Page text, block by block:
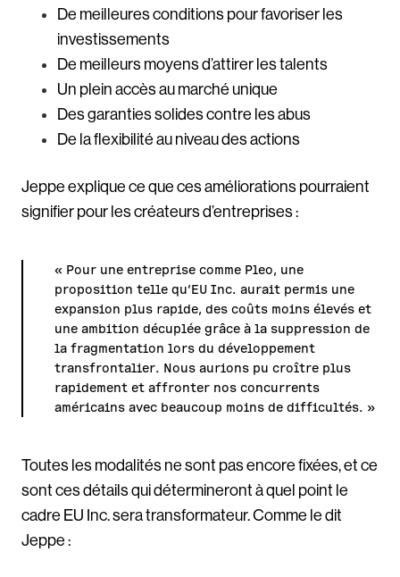
De meilleures conditions pour favoriser les
investissements
De meilleurs moyens d’attirer les talents
Un plein accès au marché unique
Des garanties solides contre les abus
De la flexibilité au niveau des actions
Jeppe explique ce que ces améliorations pourraient
signifier pour les créateurs d’entreprises :
« Pour une entreprise comme Pleo, une
proposition telle qu’EU Inc. aurait permis une
expansion plus rapide, des coûts moins élevés et
une ambition décuplée grâce à la suppression de
la fragmentation lors du développement
transfrontalier. Nous aurions pu croître plus
rapidement et affronter nos concurrents
américains avec beaucoup moins de difficultés. »
Toutes les modalités ne sont pas encore fixées, et ce
sont ces détails qui détermineront à quel point le
cadre EU Inc. sera transformateur. Comme le dit
Jeppe :